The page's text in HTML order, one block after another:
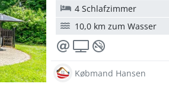
4 Schlafzimmer
10,0 km zum Wasser
Købmand Hansen